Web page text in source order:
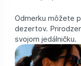
Odmerku môžete
dezertov.
svojom jedálničku.